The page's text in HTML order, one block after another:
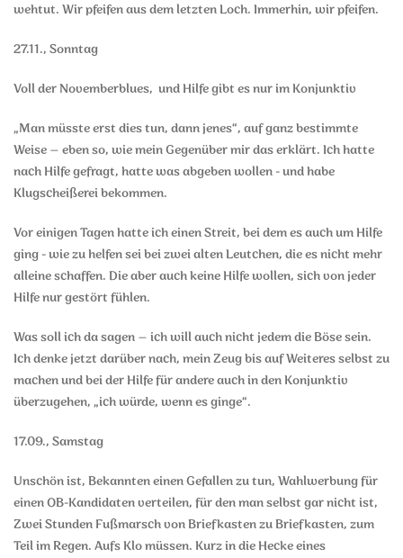
wehtut. Wir pfeifen aus dem letzten Loch. Immerhin, wir pfeifen.
27.11., Sonntag
Voll der Novemberblues, und Hilfe gibt es nur im Konjunktiv
„Man müsste erst dies tun, dann jenes“, auf ganz bestimmte
Weise – eben so, wie mein Gegenüber mir das erklärt. Ich hatte
nach Hilfe gefragt, hatte was abgeben wollen - und habe
Klugscheißerei bekommen.
Vor einigen Tagen hatte ich einen Streit, bei dem es auch um Hilfe
ging - wie zu helfen sei bei zwei alten Leutchen, die es nicht mehr
alleine schaffen. Die aber auch keine Hilfe wollen, sich von jeder
Hilfe nur gestört fühlen.
Was soll ich da sagen – ich will auch nicht jedem die Böse sein.
Ich denke jetzt darüber nach, mein Zeug bis auf Weiteres selbst zu
machen und bei der Hilfe für andere auch in den Konjunktiv
überzugehen, „ich würde, wenn es ginge“.
17.09., Samstag
Unschön ist, Bekannten einen Gefallen zu tun, Wahlwerbung für
einen OB-Kandidaten verteilen, für den man selbst gar nicht ist,
Zwei Stunden Fußmarsch von Briefkasten zu Briefkasten, zum
Teil im Regen. Aufs Klo müssen. Kurz in die Hecke eines